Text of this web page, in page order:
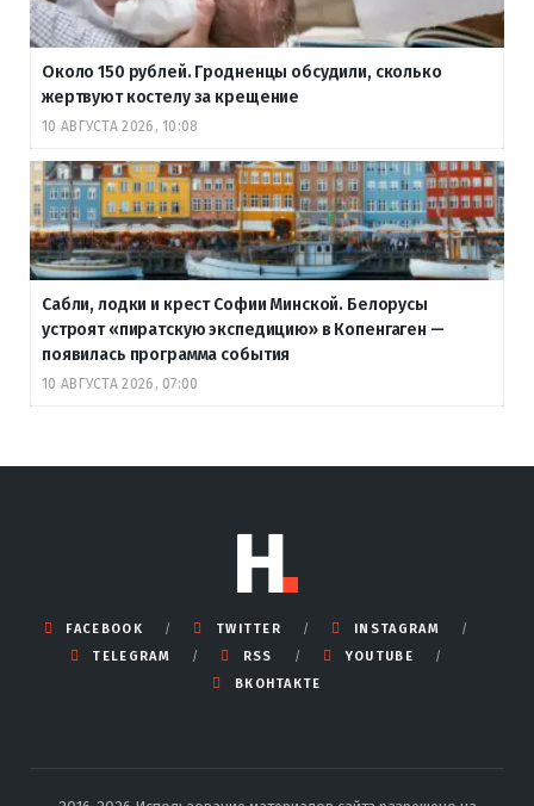
Около 150 рублей. Гродненцы обсудили, сколько
жертвуют костелу за крещение
10 АВГУСТА 2026, 10:08
Сабли, лодки и крест Софии Минской. Белорусы
устроят «пиратскую экспедицию» в Копенгаген —
появилась программа события
10 АВГУСТА 2026, 07:00
FACEBOOK TWITTER
INSTAGRAM
TELEGRAM
RSS
YOUTUBE
ВКОНТАКТЕ